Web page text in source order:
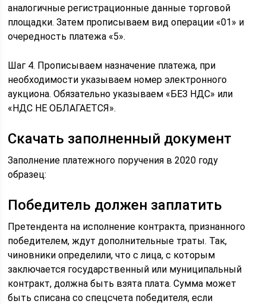
аналогичные регистрационные данные торговой
площадки. Затем прописываем вид операции «01» и
очередность платежа «5».
Шаг 4. Прописываем назначение платежа, при
необходимости указываем номер электронного
аукциона. Обязательно указываем «БЕЗ НДС» или
«НДС НЕ ОБЛАГАЕТСЯ».
Скачать заполненный документ
Заполнение платежного поручения в 2020 году
образец:
Победитель должен заплатить
Претендента на исполнение контракта, признанного
победителем, ждут дополнительные траты. Так,
чиновники определили, что с лица, с которым
заключается государственный или муниципальный
контракт, должна быть взята плата. Сумма может
быть списана со спецсчета победителя, если